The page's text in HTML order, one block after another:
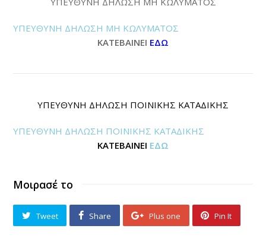
ΥΠΕΥΘΥΝΗ ΔΗΛΩΣΗ ΜΗ ΚΩΛΥΜΑΤΟΣ
ΚΑΤΕΒΑΙΝΕΙ ΕΔΩ
ΥΠΕΥΘΥΝΗ ΔΗΛΩΣΗ ΠΟΙΝΙΚΗΣ ΚΑΤΑΔΙΚΗΣ
ΥΠΕΥΘΥΝΗ ΔΗΛΩΣΗ ΠΟΙΝΙΚΗΣ ΚΑΤΑΔΙΚΗΣ
ΚΑΤΕΒΑΙΝΕΙ ΕΔΩ
Μοιρασέ το
Tweet Share Plus one Pin It